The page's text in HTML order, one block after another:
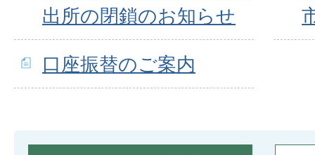
出所の閉鎖のお知らせ
口座振替のご案内